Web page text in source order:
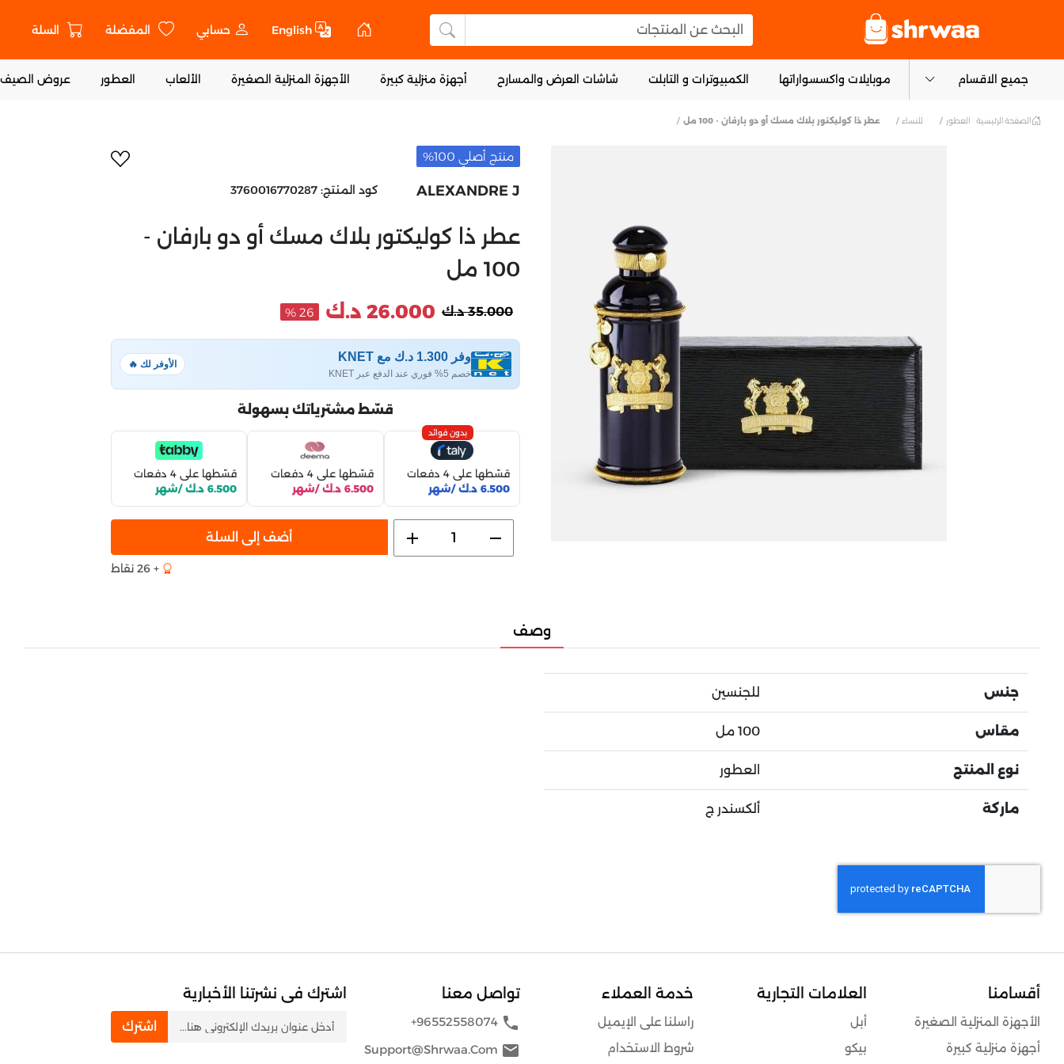
البحث عن المنتجات
البحث عن المنتجات
English حسابي المفضلة السلة
جميع الاقسام موبايلات واكسسواراتها الكمبيوترات و التابلت شاشات العرض والمسارح أجهزة منزلية كبيرة الأجهزة المنزلية الصغيرة الألعاب العطور عروض الصيف
الصفحة الرئيسية العطور للنساء عطر ذا كوليكتور بلاك مسك أو دو بارفان - 100 مل
منتج أصلي 100% أضف إلى
ALEXANDRE J كود المنتج: 3760016770287
عطر ذا كوليكتور بلاك مسك أو دو بارفان -
100 مل
35.000 د.ك 26.000 د.ك 26 %
وفر 1.300 د.ك مع KNET
خصم 5% فوري عند الدفع عبر KNET
الأوفر لك 🔥
قسّط مشترياتك بسهولة
بدون فوائد
قسّطها على 4 دفعات
6.500 د.ك /شهر
قسّطها على 4 دفعات
6.500 د.ك /شهر
قسّطها على 4 دفعات
6.500 د.ك /شهر
remove
1
add أضف إلى السلة
+ 26 نقاط
وصف
جنس للجنسين
مقاس 100 مل
نوع المنتج العطور
ماركة ألكسندر ج
أقسامنا
الأجهزة المنزلية الصغيرة
أجهزة منزلية كبيرة
العلامات التجارية
أبل
بيكو
خدمة العملاء
راسلنا على الإيميل
شروط الاستخدام
تواصل معنا
phone
+96552558074
mail
Support@shrwaa.com
اشترك فى نشرتنا الأخبارية
اشترك